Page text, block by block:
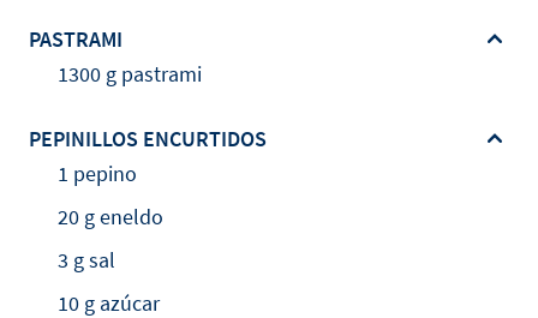
PASTRAMI
1300 g pastrami
PEPINILLOS ENCURTIDOS
1 pepino
20 g eneldo
3 g sal
10 g azúcar